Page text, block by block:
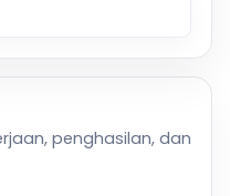
penghasilan, dan